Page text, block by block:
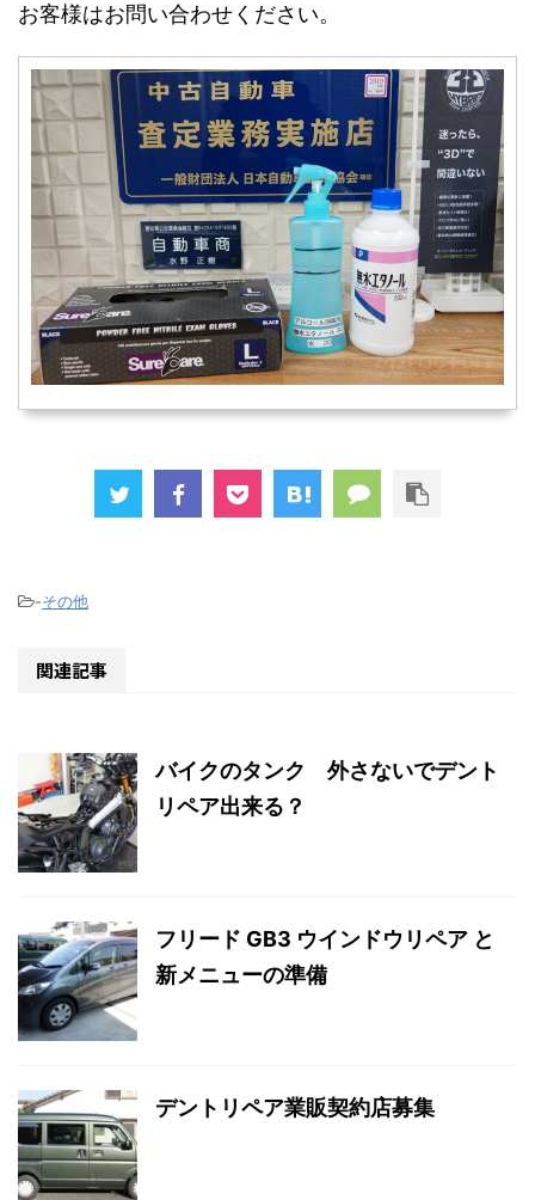
お客様はお問い合わせください。
-その他
関連記事
バイクのタンク 外さないでデント
リペア出来る？
フリード GB3 ウインドウリペア と
新メニューの準備
デントリペア業販契約店募集